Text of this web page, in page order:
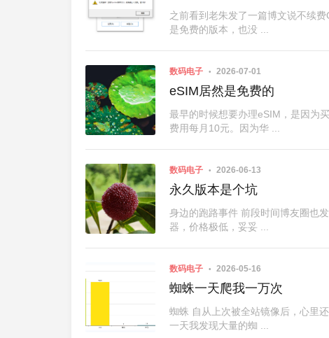
之前看到老朱发了一篇博文说不续
是免费的版本，也没 ...
数码电子 2026-07-01
eSIM居然是免费的
最早的时候想要办理eSIM，是因为
费用每月10元。因为华 ...
数码电子 2026-06-13
永久版本是个坑
身边的跑路事件 前段时间博友圈也
器，价格极低，妥妥 ...
数码电子 2026-05-16
蜘蛛一天爬我一万次
蜘蛛 自从上次被全站镜像后，心里
一天我发现大量的蜘 ...